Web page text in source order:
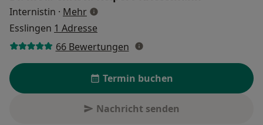
Internistin · Mehrüber Spezialisierungen
Esslingen 1 Adresse
66 Bewertungen
Termin buchen
Nachricht senden